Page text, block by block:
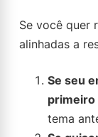
Se você quer
alinhadas a
Se seu
primeiro
tema